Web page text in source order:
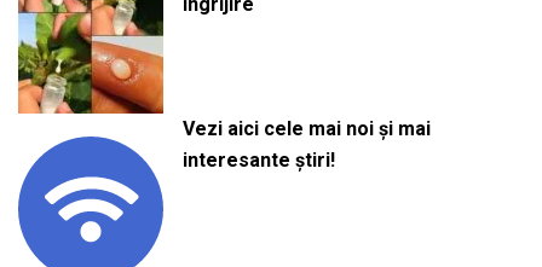
Vezi aici cele mai noi și mai
interesante știri!